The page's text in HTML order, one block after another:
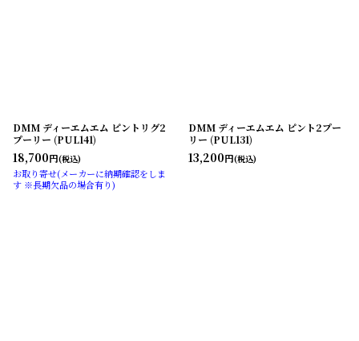
DMM ディーエムエム ピントリグ2
プーリー (PUL141)
18,700円(税込)
お取り寄せ(メーカーに納期確認をしま
す ※長期欠品の場合有り)
DMM ディーエムエム ピント2プー
リー (PUL131)
13,200円(税込)